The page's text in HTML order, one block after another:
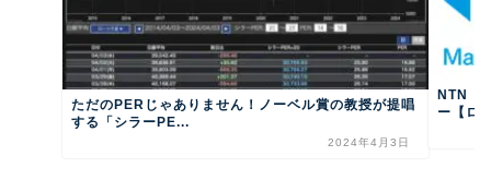
ただのPERじゃありません！ノーベル賞の教授が提唱
する「シラーPE...
2024年4月3日
NTN（
ー【ロ